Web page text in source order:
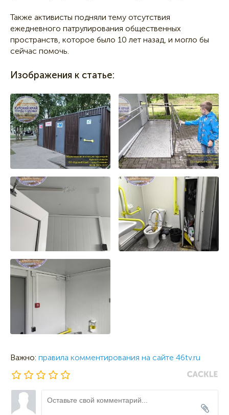
Также активисты подняли тему отсутствия
ежедневного патрулирования общественных
пространств, которое было 10 лет назад, и могло бы
сейчас помочь.
Изображения к статье:
Важно: правила комментирования на сайте 46tv.ru